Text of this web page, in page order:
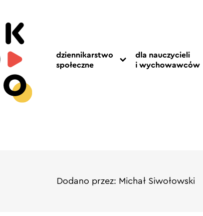
dziennikarstwo
społeczne
dla nauczycieli
i wychowawców
Dodano przez: Michał Siwołowski